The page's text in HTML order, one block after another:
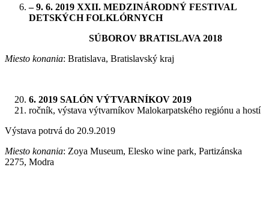
– 9. 6. 2019 XXII. MEDZINÁRODNÝ FESTIVAL
DETSKÝCH FOLKLÓRNYCH
SÚBOROV BRATISLAVA 2018
Miesto konania: Bratislava, Bratislavský kraj
6. 2019 SALÓN VÝTVARNÍKOV 2019
ročník, výstava výtvarníkov Malokarpatského regiónu a hostí
Výstava potrvá do 20.9.2019
Miesto konania: Zoya Museum, Elesko wine park, Partizánska
2275, Modra